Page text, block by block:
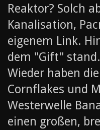
Reaktor? Solch
Kanalisation,
eigenem Link.
dem "Gift" stand.
Wieder haben
Cornflakes und
Westerwelle
einen großen,